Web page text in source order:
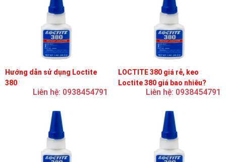
Hướng dẫn sử dụng Loctite
380
Liên hệ: 0938454791
LOCTITE 380 giá rẻ, keo
Loctite 380 giá bao nhiêu?
Liên hệ: 0938454791